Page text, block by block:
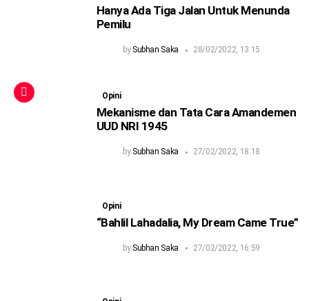
Hanya Ada Tiga Jalan Untuk Menunda
Pemilu
by Subhan Saka 28/02/2022, 13:15
Opini
Mekanisme dan Tata Cara Amandemen
UUD NRI 1945
by Subhan Saka 27/02/2022, 18:18
Opini
“Bahlil Lahadalia, My Dream Came True”
by Subhan Saka 27/02/2022, 16:59